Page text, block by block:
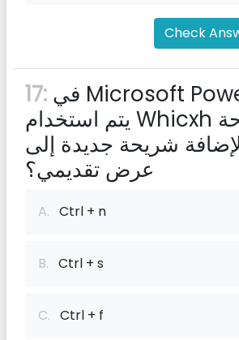
Check
17:
يتم استخدام Whicxh من اختصارات لوحة
لإضافة شريحة جديدة إلى
عرض تقديمي؟
A. Ctrl + n
B. Ctrl + s
C. Ctrl + f